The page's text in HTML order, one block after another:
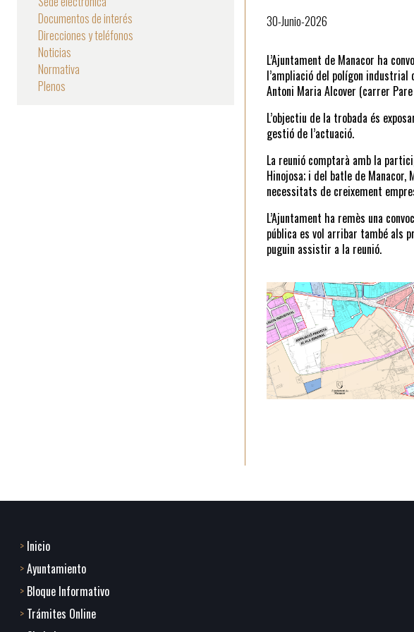
navegación
Documentos de interés
Direcciones y teléfonos
Noticias
Normativa
Plenos
30-Junio-2026
L’Ajuntament de Manacor ha
l’ampliació del polígon
Antoni Maria Alcover (carrer Pare
L’objectiu de la trobada és
gestió de l’actuació.
La reunió comptarà amb la
Hinojosa; i del batle de
necessitats de creixement
L’Ajuntament ha remès una
pública es vol arribar també als
puguin assistir a la reunió.
Footer
menu
1
Inicio
Ayuntamiento
Bloque Informativo
Trámites Online